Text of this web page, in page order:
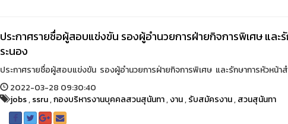
ประกาศรายชื่อผู้สอบแข่งขัน รองผู้อำนวยการฝ่ายกิจการพิเศษ แล
ระนอง
ประกาศรายชื่อผู้สอบแข่งขัน รองผู้อำนวยการฝ่ายกิจการพิเศษ และรักษาการหัวหน้าส
2022-03-28 09:30:40
jobs,ssru,กองบริหารงานบุคคลสวนสุนันทา,งาน,รับสมัครงาน,สวนสุนันทา